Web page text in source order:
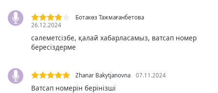
Opacity
Background
Opacity
Ботакөз Тажмағанбетова
26.12.2024
сәлеметсізбе, қалай хабарласамыз, ватсап номер
бересіздерме
Zhanar Bakytjanovna 07.11.2024
Ватсап номерін берінізші